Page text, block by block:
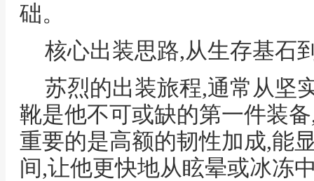
础。
核心出装思路,从生存基石
苏烈的出装旅程,通常从坚
靴是他不可或缺的第一件装
重要的是高额的韧性加成,能
间,让他更快地从眩晕或冰冻